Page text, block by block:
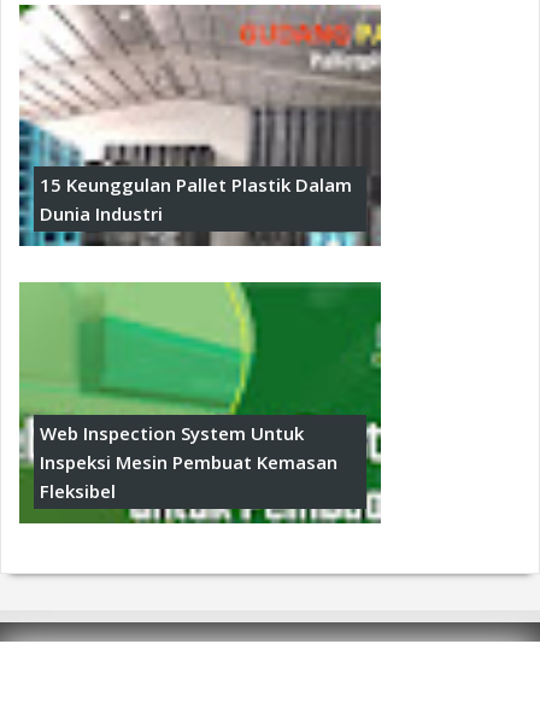
15 Keunggulan Pallet Plastik Dalam
Dunia Industri
Web Inspection System Untuk
Inspeksi Mesin Pembuat Kemasan
Fleksibel